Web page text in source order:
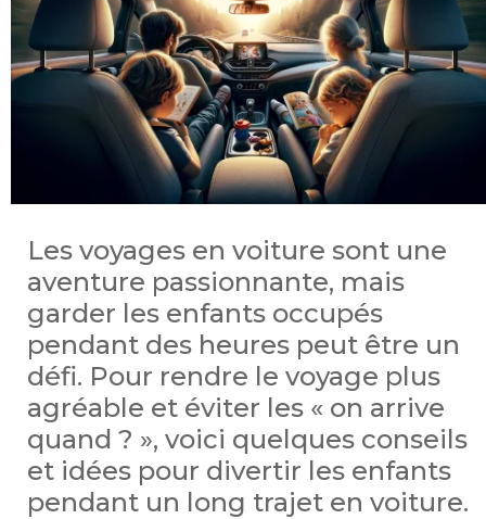
Les voyages en voiture sont une
aventure passionnante, mais
garder les enfants occupés
pendant des heures peut être un
défi. Pour rendre le voyage plus
agréable et éviter les « on arrive
quand ? », voici quelques conseils
et idées pour divertir les enfants
pendant un long trajet en voiture.